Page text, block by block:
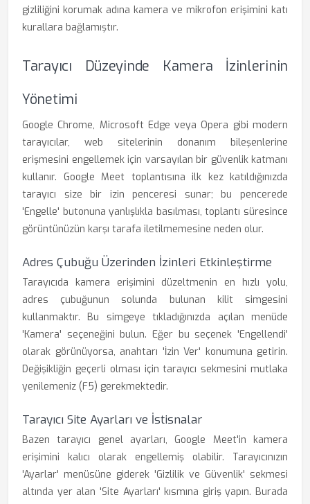
gizliliğini korumak adına kamera ve mikrofon erişimini katı
kurallara bağlamıştır.
Tarayıcı Düzeyinde Kamera İzinlerinin
Yönetimi
Google Chrome, Microsoft Edge veya Opera gibi modern
tarayıcılar, web sitelerinin donanım bileşenlerine
erişmesini engellemek için varsayılan bir güvenlik katmanı
kullanır. Google Meet toplantısına ilk kez katıldığınızda
tarayıcı size bir izin penceresi sunar; bu pencerede
'Engelle' butonuna yanlışlıkla basılması, toplantı süresince
görüntünüzün karşı tarafa iletilmemesine neden olur.
Adres Çubuğu Üzerinden İzinleri Etkinleştirme
Tarayıcıda kamera erişimini düzeltmenin en hızlı yolu,
adres çubuğunun solunda bulunan kilit simgesini
kullanmaktır. Bu simgeye tıkladığınızda açılan menüde
'Kamera' seçeneğini bulun. Eğer bu seçenek 'Engellendi'
olarak görünüyorsa, anahtarı 'İzin Ver' konumuna getirin.
Değişikliğin geçerli olması için tarayıcı sekmesini mutlaka
yenilemeniz (F5) gerekmektedir.
Tarayıcı Site Ayarları ve İstisnalar
Bazen tarayıcı genel ayarları, Google Meet'in kamera
erişimini kalıcı olarak engellemiş olabilir. Tarayıcınızın
'Ayarlar' menüsüne giderek 'Gizlilik ve Güvenlik' sekmesi
altında yer alan 'Site Ayarları' kısmına giriş yapın. Burada